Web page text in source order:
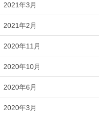
2021年3月
2021年2月
2020年11月
2020年10月
2020年6月
2020年3月